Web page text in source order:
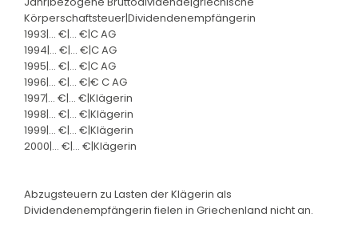
Körperschaftsteuer|Dividendenempfängerin
1993|... €|... €|C AG
1994|... €|... €|C AG
1995|... €|... €|C AG
1996|... €|... €|€ C AG
1997|... €|... €|Klägerin
1998|... €|... €|Klägerin
1999|... €|... €|Klägerin
2000|... €|... €|Klägerin
Abzugsteuern zu Lasten der Klägerin als
Dividendenempfängerin fielen in Griechenland nicht an.